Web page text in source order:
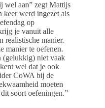
wel aan” zegt Mattijs
keer werd ingezet als
op
je vanuit alle
realistische manier.
manier te oefenen.
(gelukkig) niet vaak
wel dat je ook
CoWA bij de
moeten
soort oefeningen.”